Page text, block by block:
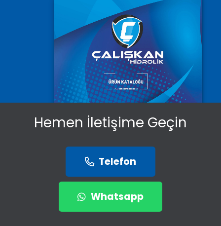
Hemen İletişime Geçin
Telefon
Whatsapp